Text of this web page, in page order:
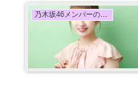
乃木坂46メンバーの愛用香水まとめ